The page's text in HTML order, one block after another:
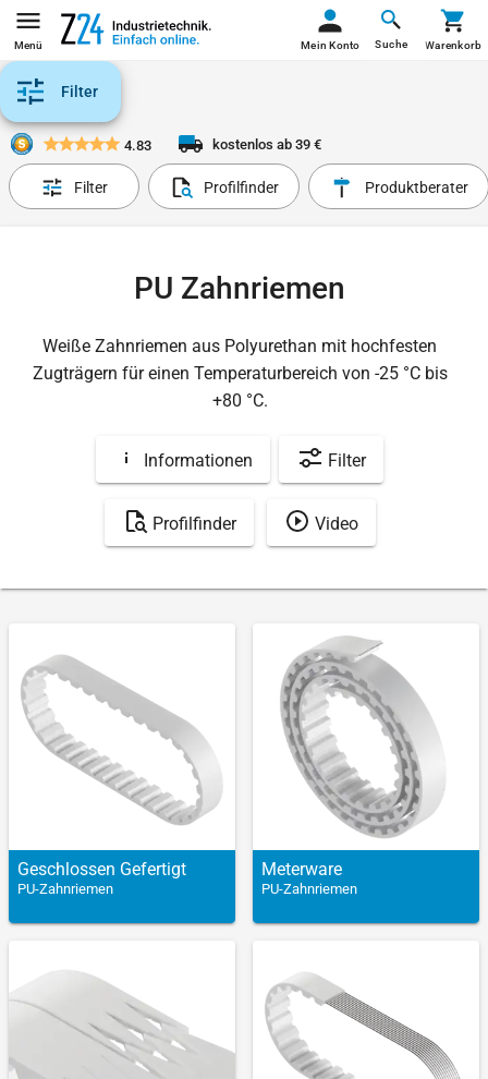
Menü Suche
Mein Konto Warenkorb
Filter
4.83 kostenlos ab 39 €
Filter Profilfinder Produktberater
PU Zahnriemen
Weiße Zahnriemen aus Polyurethan mit hochfesten
Zugträgern für einen Temperaturbereich von -25 °C bis
+80 °C.
Informationen Filter
Profilfinder Video
Geschlossen Gefertigt
PU-Zahnriemen
Meter­ware
PU-Zahnriemen